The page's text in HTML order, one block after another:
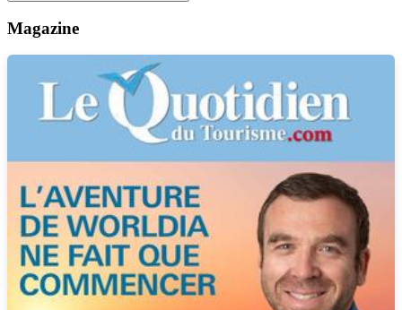
Magazine